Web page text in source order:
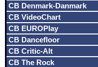
CB Denmark-Danmark
CB VideoChart
CB EUROPlay
CB Dancefloor
CB Critic-Alt
CB The Rock